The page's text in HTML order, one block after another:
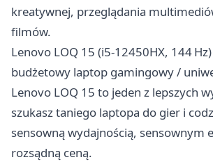
kreatywnej, przeglądania
filmów.
Lenovo LOQ 15 (i5‑12450HX, 144
budżetowy laptop gamingowy /
Lenovo LOQ 15 to jeden z lepszych
szukasz taniego laptopa do gier i
sensowną wydajnością, sensownym
rozsądną ceną.